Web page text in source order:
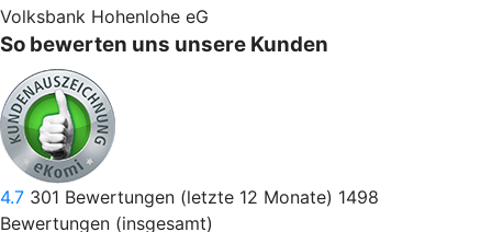
Volksbank Hohenlohe eG
So bewerten uns unsere Kunden
4.7 301 Bewertungen (letzte 12 Monate) 1498
Bewertungen (insgesamt)